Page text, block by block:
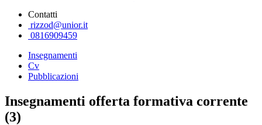
Contatti
rizzod@unior.it
0816909459
Insegnamenti
Cv
Pubblicazioni
Insegnamenti offerta formativa corrente
(3)